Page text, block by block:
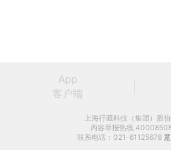
App
客户端
上海行藏科技（集团）股
内容举报热线
联系电话：021-61125678